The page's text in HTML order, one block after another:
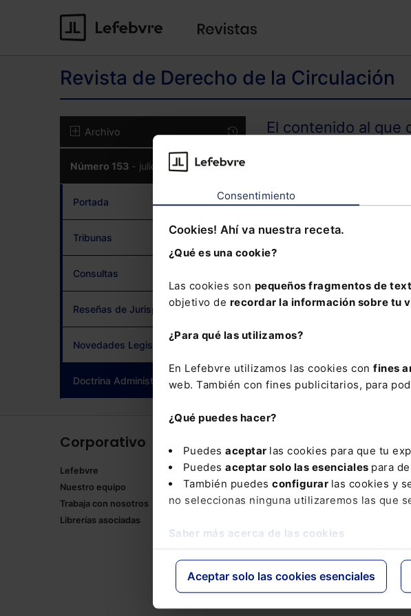
Consentimiento
Cookies! Ahí va nuestra receta.
¿Qué es una cookie?
Las cookies son pequeños fragmentos de
objetivo de recordar la información sobre tu
¿Para qué las utilizamos?
En Lefebvre utilizamos las cookies con fines
web. También con fines publicitarios, para
¿Qué puedes hacer?
Puedes aceptar las cookies para que tu
Puedes aceptar solo las esenciales para
También puedes configurar las cookies y
no seleccionas ninguna utilizaremos las que
Saber más acerca de las cookies
Aceptar solo las cookies esenciales
Revista de Derecho de la Circulación
Archivo
Número 153 - julio 2026
Portada
Tribunas
Consultas
Reseñas de Jurisprudencia
Novedades Legislativas
Doctrina Administrativa(current)
El contenido al que
Si todavía no te
adquiere tu acceso
Corporativo
Lefebvre
Nuestro equipo
Trabaja con nosotros
Librerías asociadas
Productos
Mementos
Formularios Jurídicos
Manuales de Derecho
Mementos Expertos
Códigos Comentados